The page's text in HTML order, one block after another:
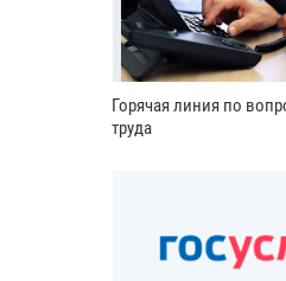
Горячая линия по
труда